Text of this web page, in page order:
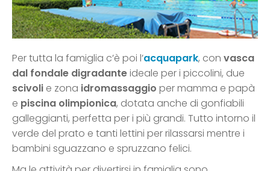
Per tutta la famiglia c’è poi l’acquapark, con vasca
dal fondale digradanteideale per i piccolini, due
scivoli e zona idromassaggio per mamma e papà
e piscina olimpionica, dotata anche di gonfiabili
galleggianti, perfetta per i più grandi. Tutto intorno il
verde del prato e tanti lettini per rilassarsi mentre i
bambini sguazzano e spruzzano felici.